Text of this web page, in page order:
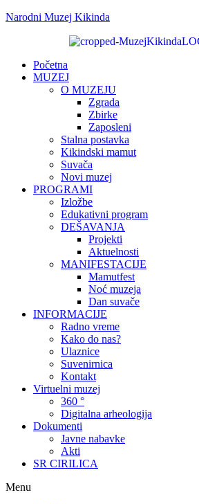
Narodni Muzej Kikinda
Početna
MUZEJ
O MUZEJU
Zgrada
Zbirke
Zaposleni
Stalna postavka
Kikindski mamut
Suvača
Novi muzej
PROGRAMI
Izložbe
Edukativni program
DEŠAVANJA
Projekti
Aktuelnosti
MANIFESTACIJE
Mamutfest
Noć muzeja
Dan suvače
INFORMACIJE
Radno vreme
Kako do nas?
Ulaznice
Suvenirnica
Kontakt
Virtuelni muzej
360 °
Digitalna arheologija
Dokumenti
Javne nabavke
Akti
SR CIRILICA
Menu